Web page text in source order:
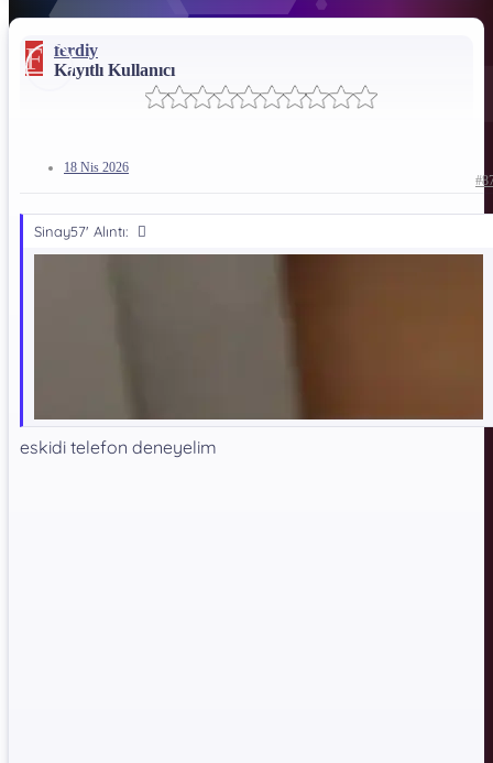
*** Gizli metin: alıntı yapılamaz. ***
F ferdiy
Kayıtlı Kullanıcı
18 Nis 2026
Sinay57' Alıntı:
eskidi telefon deneyelim